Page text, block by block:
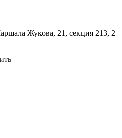
Жукова, 21, секция 213, 2